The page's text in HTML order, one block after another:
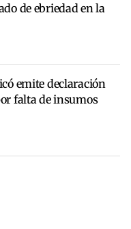
de ebriedad en la
emite declaración
falta de insumos